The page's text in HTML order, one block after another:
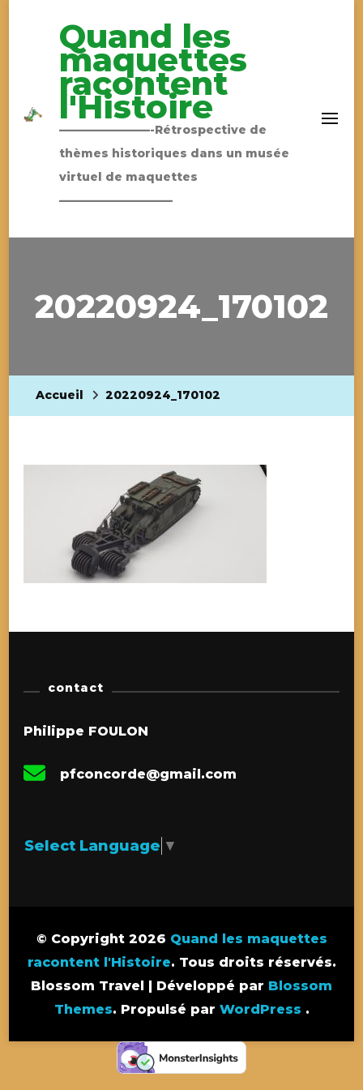
Quand les
maquettes
racontent
l'Histoire
————————-Rétrospective de
thèmes historiques dans un musée
virtuel de maquettes
——————————
20220924_170102
Accueil 20220924_170102
contact
Philippe FOULON
pfconcorde@gmail.com
Select Language ▼
© Copyright 2026 Quand les maquettes
racontent l'Histoire. Tous droits réservés.
Blossom Travel | Développé par Blossom
Themes. Propulsé par WordPress .